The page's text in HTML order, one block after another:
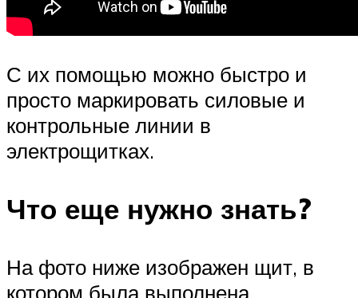
С их помощью можно быстро и
просто маркировать силовые и
контрольные линии в
электрощитках.
Что еще нужно знать?
На фото ниже изображен щит, в
котором была выполнена